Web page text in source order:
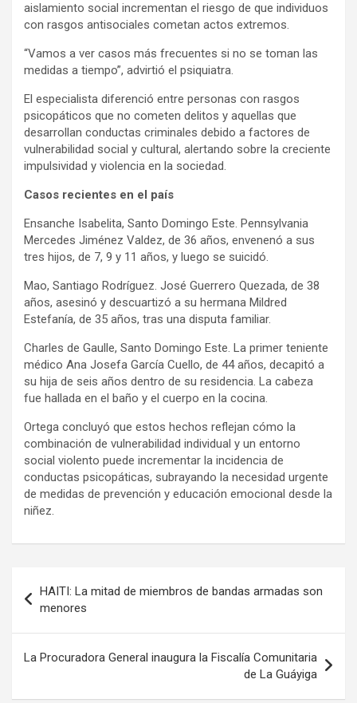
aislamiento social incrementan el riesgo de que individuos
con rasgos antisociales cometan actos extremos.
“Vamos a ver casos más frecuentes si no se toman las
medidas a tiempo”, advirtió el psiquiatra.
El especialista diferenció entre personas con rasgos
psicopáticos que no cometen delitos y aquellas que
desarrollan conductas criminales debido a factores de
vulnerabilidad social y cultural, alertando sobre la creciente
impulsividad y violencia en la sociedad.
Casos recientes en el país
Ensanche Isabelita, Santo Domingo Este. Pennsylvania
Mercedes Jiménez Valdez, de 36 años, envenenó a sus
tres hijos, de 7, 9 y 11 años, y luego se suicidó.
Mao, Santiago Rodríguez. José Guerrero Quezada, de 38
años, asesinó y descuartizó a su hermana Mildred
Estefanía, de 35 años, tras una disputa familiar.
Charles de Gaulle, Santo Domingo Este. La primer teniente
médico Ana Josefa García Cuello, de 44 años, decapitó a
su hija de seis años dentro de su residencia. La cabeza
fue hallada en el baño y el cuerpo en la cocina.
Ortega concluyó que estos hechos reflejan cómo la
combinación de vulnerabilidad individual y un entorno
social violento puede incrementar la incidencia de
conductas psicopáticas, subrayando la necesidad urgente
de medidas de prevención y educación emocional desde la
niñez.
Post
de
entradas
HAITI: La mitad de miembros de bandas armadas son
menores
La Procuradora General inaugura la Fiscalía Comunitaria
de La Guáyiga